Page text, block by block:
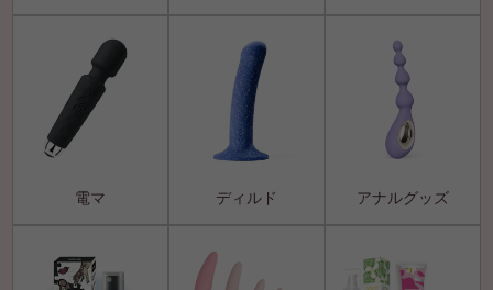
電マ ディルド アナルグッズ